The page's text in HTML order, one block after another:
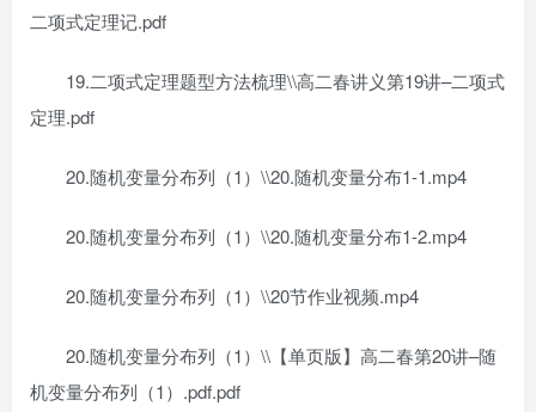
二项式定理记.pdf
19.二项式定理题型方法梳理\\高二春讲义第19讲–二项式
定理.pdf
20.随机变量分布列（1）\\20.随机变量分布1-1.mp4
20.随机变量分布列（1）\\20.随机变量分布1-2.mp4
20.随机变量分布列（1）\\20节作业视频.mp4
20.随机变量分布列（1）\\【单页版】高二春第20讲–随
机变量分布列（1）.pdf.pdf